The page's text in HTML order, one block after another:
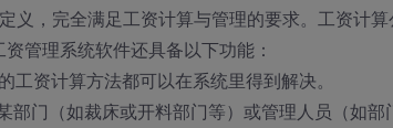
义，完全满足工资计算与管理的要求。工资计算
管理系统软件还具备以下功能：
资计算方法都可以在系统里得到解决。
门（如裁床或开料部门等）或管理人员（如部